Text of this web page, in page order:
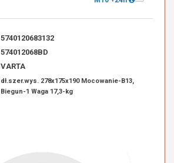
5740120683132
574012068BD
VARTA
dł.szer.wys. 278x175x190 Mocowanie-B13,
Biegun-1 Waga 17,3-kg